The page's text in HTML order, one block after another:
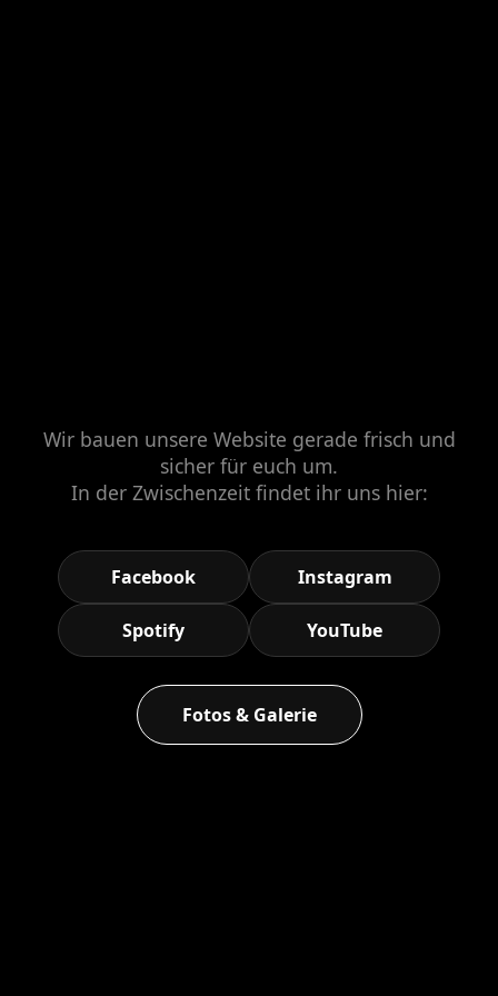
Wir bauen unsere Website gerade frisch und
sicher für euch um.
In der Zwischenzeit findet ihr uns hier:
Facebook Instagram
Spotify YouTube
Fotos & Galerie